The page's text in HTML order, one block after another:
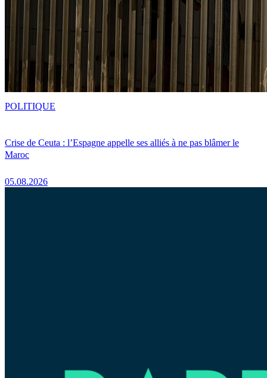
Crise de Ceuta : l’Espagne appelle ses alliés à ne pas blâmer le
Maroc
05.08.2026
POLITIQUE